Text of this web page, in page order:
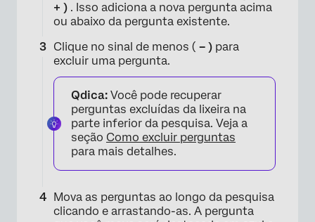
+ ) . Isso adiciona a nova pergunta acima
ou abaixo da pergunta existente.
Clique no sinal de menos ( – ) para
excluir uma pergunta.
Qdica: Você pode recuperar
perguntas excluídas da lixeira na
parte inferior da pesquisa. Veja a
seção Como excluir perguntas
para mais detalhes.
Mova as perguntas ao longo da pesquisa
clicando e arrastando-as. A pergunta